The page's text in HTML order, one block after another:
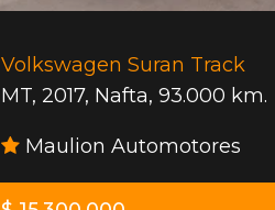
Volkswagen Suran Track
MT, 2017, Nafta, 93.000 km.
Maulion Automotores